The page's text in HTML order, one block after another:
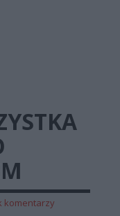
komentarzy